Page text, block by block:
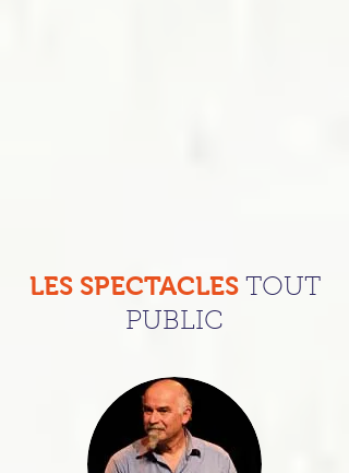
LES SPECTACLES TOUT
PUBLIC